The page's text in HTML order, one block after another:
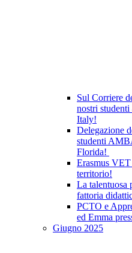
Sul Corriere
nostri
Italy!
Delegazione
studenti
Florida!
Erasmus VET
territorio!
La talentuosa
fattoria
PCTO e
ed Emma
Giugno 2025